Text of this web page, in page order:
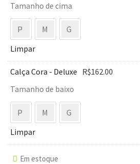
Tamanho de cima
P M
G
Limpar
Calça Cora - Deluxe R$162.00
Tamanho de baixo
P M
G
Limpar
Em estoque